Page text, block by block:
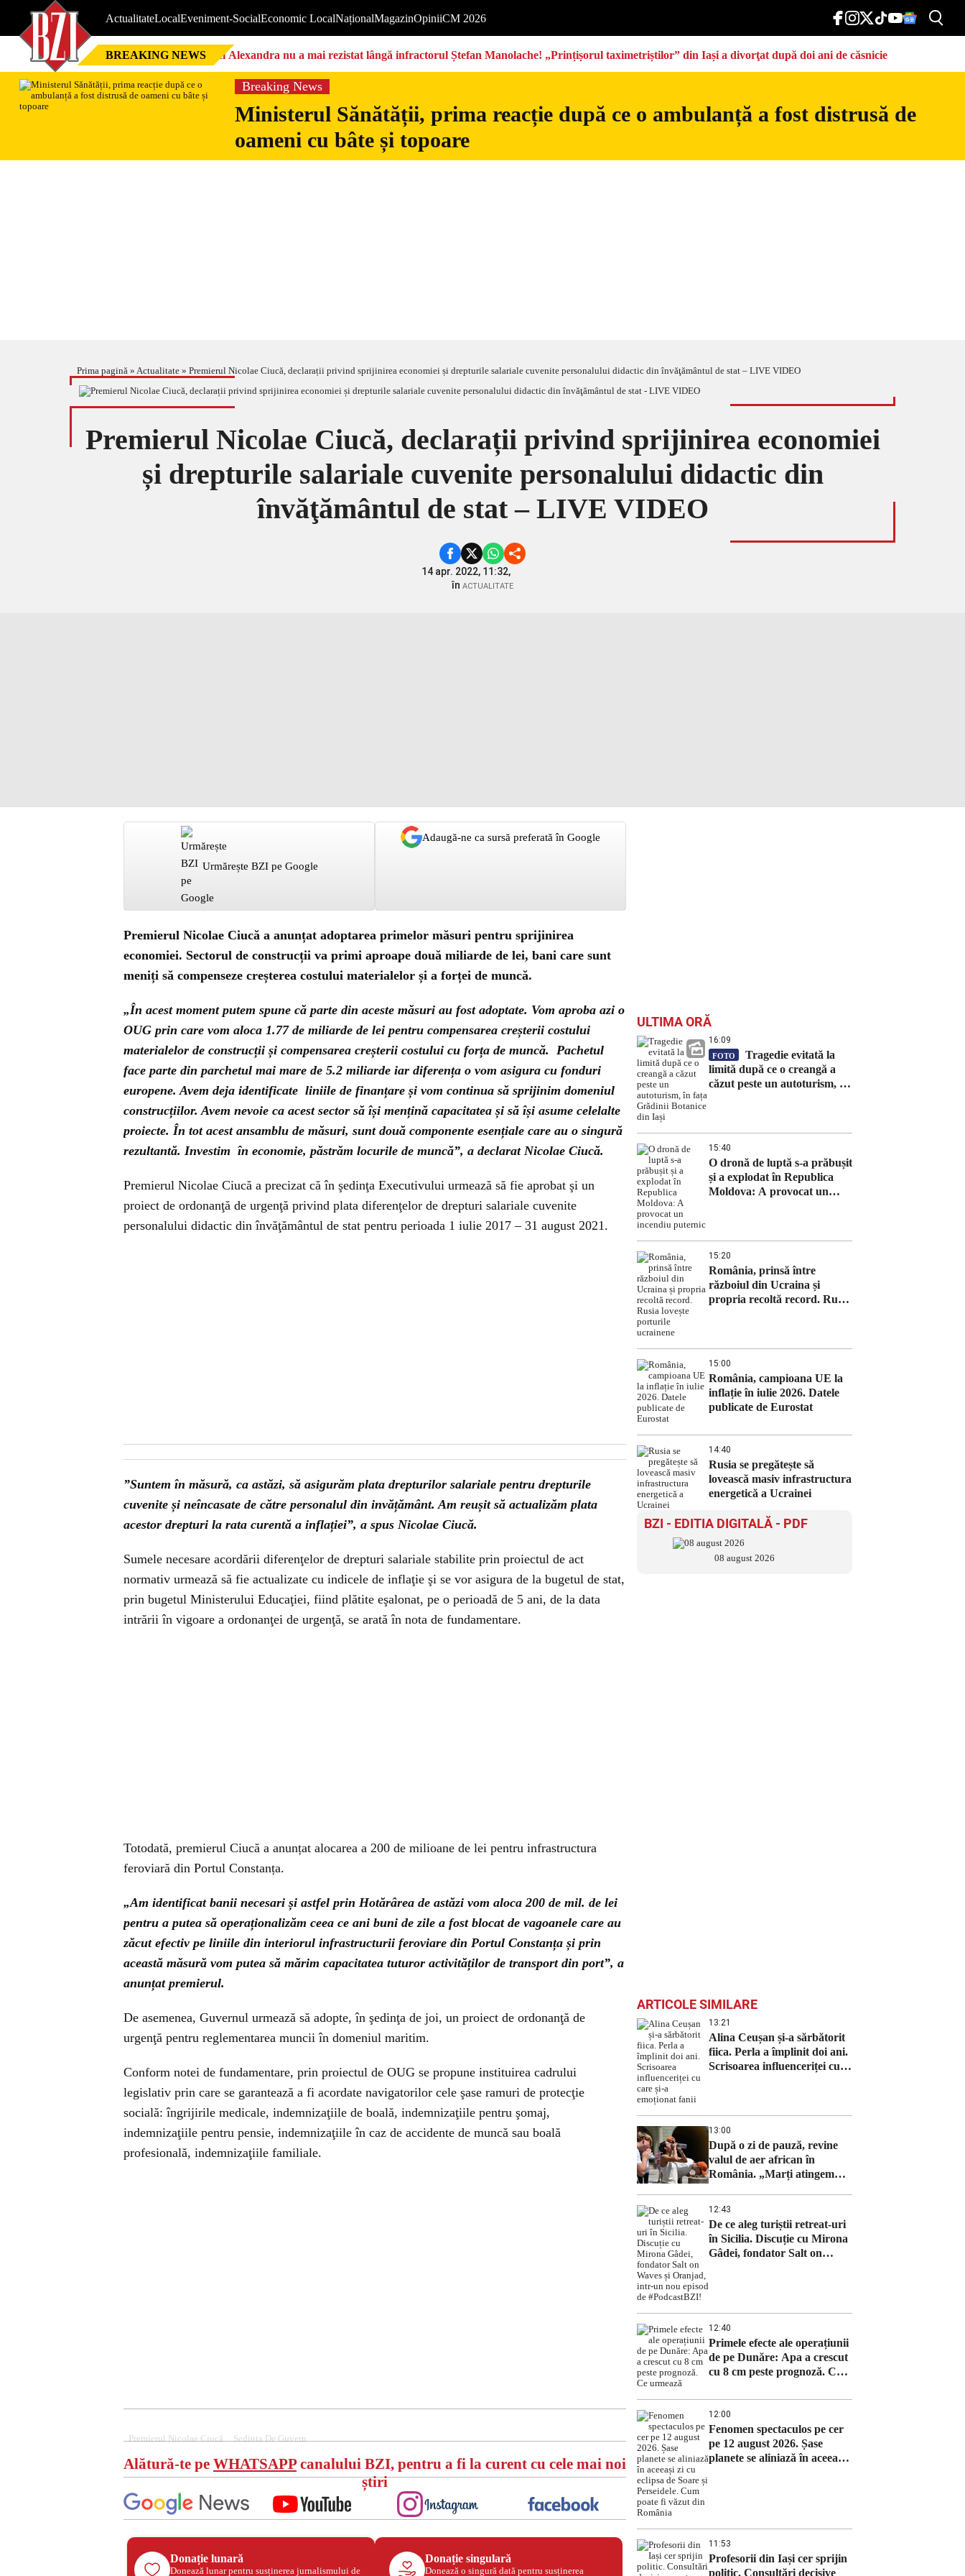
ActualitateLocalEveniment-SocialEconomic LocalNaționalMagazinOpiniiCM 2026
BREAKING NEWS Nici Alexandra nu a mai rezistat lângă infractorul Ștefan Manolache! „Prințișorul taximetriștilor” din Iași a divorţat după doi ani de căsnicie
Breaking News
Ministerul Sănătății, prima reacție după ce o ambulanță a fost distrusă de
oameni cu bâte și topoare
Prima pagină » Actualitate » Premierul Nicolae Ciucă, declarații privind sprijinirea economiei și drepturile salariale cuvenite personalului didactic din învăţământul de stat – LIVE VIDEO
Premierul Nicolae Ciucă, declarații privind sprijinirea economiei
și drepturile salariale cuvenite personalului didactic din
învăţământul de stat – LIVE VIDEO
14 apr. 2022, 11:32,
în ACTUALITATE
Urmărește BZI pe Google
Adaugă-ne ca sursă preferată în Google
Premierul Nicolae Ciucă a anunțat adoptarea primelor măsuri pentru sprijinirea
economiei. Sectorul de construcții va primi aproape două miliarde de lei, bani care sunt
meniți să compenseze creșterea costului materialelor și a forței de muncă.
„În acest moment putem spune că parte din aceste măsuri au fost adoptate. Vom aproba azi o
OUG prin care vom aloca 1.77 de miliarde de lei pentru compensarea creșterii costului
materialelor de construcții și compensarea creșterii costului cu forța de muncă. Pachetul
face parte din parchetul mai mare de 5.2 miliarde iar diferența o vom asigura cu fonduri
europene. Avem deja identificate liniile de finanțare și vom continua să sprijinim domeniul
construcțiilor. Avem nevoie ca acest sector să își mențină capacitatea și să își asume celelalte
proiecte. În tot acest ansamblu de măsuri, sunt două componente esențiale care au o singură
rezultantă. Investim în economie, păstrăm locurile de muncă”, a declarat Nicolae Ciucă.
Premierul Nicolae Ciucă a precizat că în şedinţa Executivului urmează să fie aprobat şi un
proiect de ordonanţă de urgenţă privind plata diferenţelor de drepturi salariale cuvenite
personalului didactic din învăţământul de stat pentru perioada 1 iulie 2017 – 31 august 2021.
”Suntem în măsură, ca astăzi, să asigurăm plata drepturilor salariale pentru drepturile
cuvenite și neîncasate de către personalul din invățământ. Am reușit să actualizăm plata
acestor drepturi la rata curentă a inflației”, a spus Nicolae Ciucă.
Sumele necesare acordării diferenţelor de drepturi salariale stabilite prin proiectul de act
normativ urmează să fie actualizate cu indicele de inflaţie şi se vor asigura de la bugetul de stat,
prin bugetul Ministerului Educaţiei, fiind plătite eşalonat, pe o perioadă de 5 ani, de la data
intrării în vigoare a ordonanţei de urgenţă, se arată în nota de fundamentare.
Totodată, premierul Ciucă a anunțat alocarea a 200 de milioane de lei pentru infrastructura
feroviară din Portul Constanța.
„Am identificat banii necesari și astfel prin Hotărârea de astăzi vom aloca 200 de mil. de lei
pentru a putea să operaționalizăm ceea ce ani buni de zile a fost blocat de vagoanele care au
zăcut efectiv pe liniile din interiorul infrastructurii feroviare din Portul Constanța și prin
această măsură vom putea să mărim capacitatea tuturor activităților de transport din port”, a
anunțat premierul.
De asemenea, Guvernul urmează să adopte, în şedinţa de joi, un proiect de ordonanţă de
urgenţă pentru reglementarea muncii în domeniul maritim.
Conform notei de fundamentare, prin proiectul de OUG se propune instituirea cadrului
legislativ prin care se garantează a fi acordate navigatorilor cele şase ramuri de protecţie
socială: îngrijirile medicale, indemnizaţiile de boală, indemnizaţiile pentru şomaj,
indemnizaţiile pentru pensie, indemnizaţiile în caz de accidente de muncă sau boală
profesională, indemnizaţiile familiale.
Premierul Nicolae Ciucă Sedinta De Guvern
Alătură-te pe WHATSAPPcanalului BZI, pentru a fi la curent cu cele mai noi
știri
Donație lunară
Donează lunar pentru susținerea jurnalismului de
Donație singulară
Donează o singură dată pentru susținerea
ULTIMA ORĂ
16:09
FOTO
Tragedie evitată la
limită după ce o creangă a
căzut peste un autoturism, în
15:40
O dronă de luptă s-a prăbușit
și a explodat în Republica
Moldova: A provocat un
15:20
România, prinsă între
războiul din Ucraina și
propria recoltă record. Rusia
15:00
România, campioana UE la
inflație în iulie 2026. Datele
publicate de Eurostat
14:40
Rusia se pregătește să
lovească masiv infrastructura
energetică a Ucrainei
BZI - EDITIA DIGITALĂ - PDF
08 august 2026
ARTICOLE SIMILARE
13:21
Alina Ceușan și-a sărbătorit
fiica. Perla a împlinit doi ani.
Scrisoarea influenceriței cu
13:00
După o zi de pauză, revine
valul de aer african în
România. „Marți atingem
12:43
De ce aleg turiștii retreat-uri
în Sicilia. Discuție cu Mirona
Gâdei, fondator Salt on
12:40
Primele efecte ale operațiunii
de pe Dunăre: Apa a crescut
cu 8 cm peste prognoză. Ce
12:00
Fenomen spectaculos pe cer
pe 12 august 2026. Șase
planete se aliniază în aceeași
11:53
Profesorii din Iași cer sprijin
politic. Consultări decisive